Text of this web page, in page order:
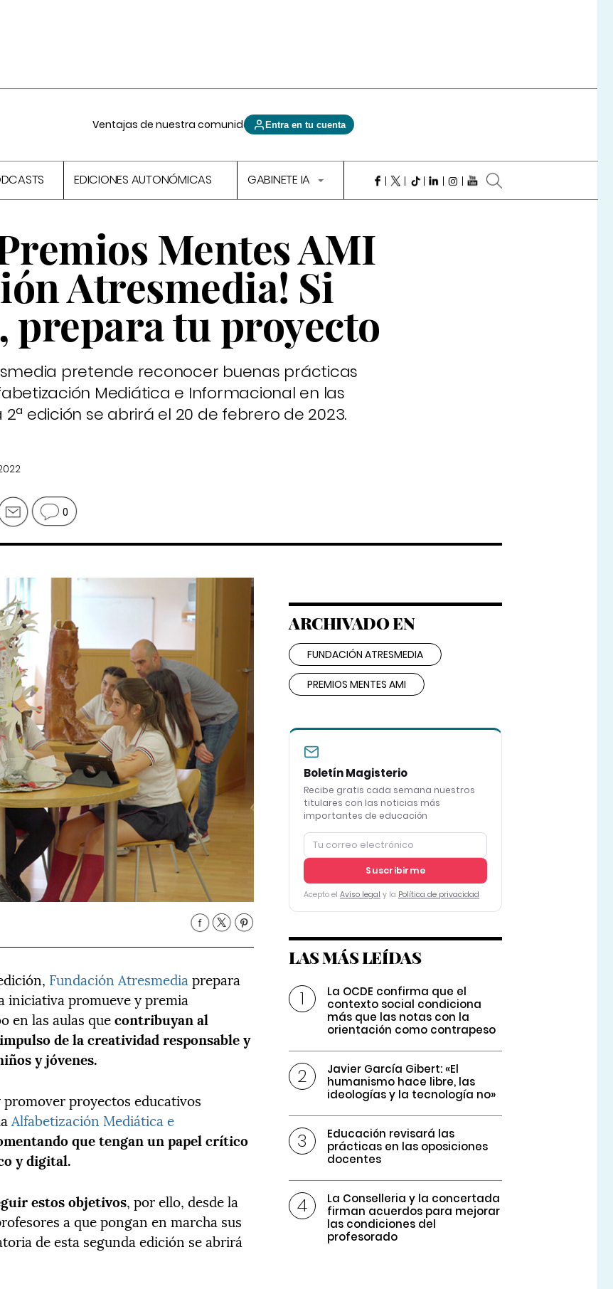
Ventajas de nuestra comunidad Entra en tu cuenta
EDICIONES AUTONÓMICAS GABINETE IA
Mentes AMI
Atresmedia! Si
prepara tu proyecto
pretende reconocer buenas prácticas
Mediática e Informacional en las
edición se abrirá el 20 de febrero de 2023.
0
Fundación Atresmediaprepara
iniciativa promueve y premia
en las aulas quecontribuyan al
de la creatividad responsable y
y jóvenes.
proyectos educativos
Alfabetización Mediática e
que tengan un papel crítico
y digital.
estos objetivos, por ello, desde la
a que pongan en marcha sus
de esta segunda edición se abrirá
ARCHIVADO EN
FUNDACIÓN ATRESMEDIA
PREMIOS MENTES AMI
Boletín Magisterio
Recibe gratis cada semana nuestros
titulares con las noticias más
importantes de educación
Suscribirme
Acepto el Aviso legal y la Política de privacidad
LAS MÁS LEÍDAS
La OCDE confirma que el
contexto social condiciona
más que las notas con la
orientación como contrapeso
Javier García Gibert: «El
humanismo hace libre, las
ideologías y la tecnología no»
Educación revisará las
prácticas en las oposiciones
docentes
La Conselleria y la concertada
firman acuerdos para mejorar
las condiciones del
profesorado